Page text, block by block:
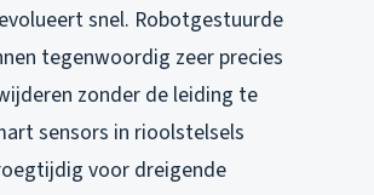
snel. Robotgestuurde
tegenwoordig zeer precies
zonder de leiding te
sensors in rioolstelsels
voor dreigende